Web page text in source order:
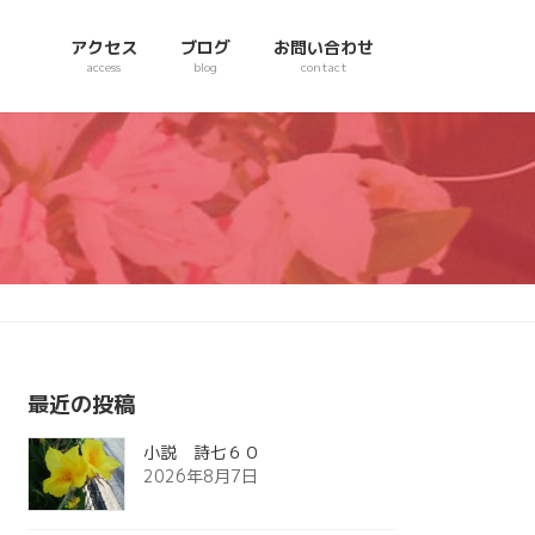
アクセス
access
ブログ
blog
お問い合わせ
contact
最近の投稿
小説 詩七６０
2026年8月7日